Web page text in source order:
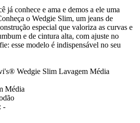
já conhece e ama e demos a ele uma
o Wedgie Slim, um jeans de
especial que valoriza as curvas e
e de cintura alta, com ajuste no
esse modelo é indispensável no seu
Wedgie Slim Lavagem Média
Média
-